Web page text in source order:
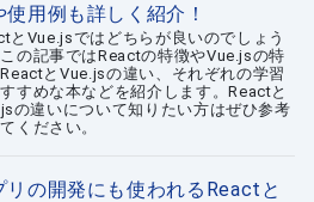
使用例も詳しく紹介！
とVue.jsではどちらが良いのでしょう
の記事ではReactの特徴やVue.jsの特
とVue.jsの違い、それぞれの学習
すめな本などを紹介します。Reactと
の違いについて知りたい方はぜひ参考
ください。
リの開発にも使われるReactと